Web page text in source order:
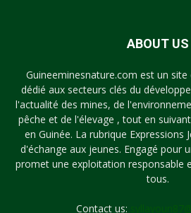
ABOUT US
Guineeminesnature.com est un
dédié aux secteurs clés du
l'actualité des mines, de
pêche et de l'élevage , tout en
en Guinée. La rubrique Expressions
d'échange aux jeunes. Engagé pour
promet une exploitation responsable
tous.
Contact us: